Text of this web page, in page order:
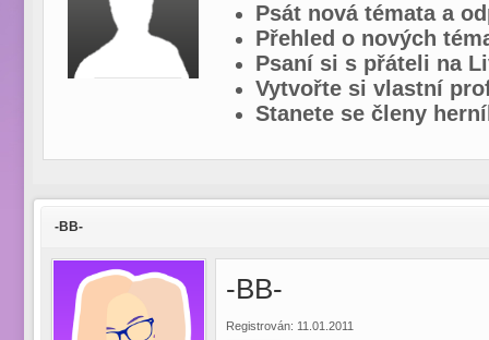
Psát nová témata a
Přehled o nových
Psaní si s přáteli na
Vytvořte si vlastní
Stanete se členy
-BB-
-BB-
Registrován: 11.01.2011